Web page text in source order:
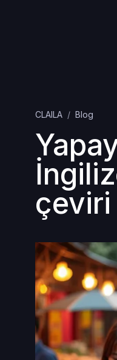
CLAILA Blog